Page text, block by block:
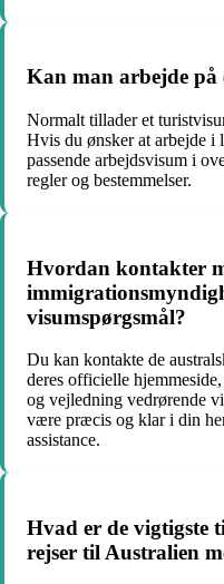
Kan man arbejde
Normalt tillader et
Hvis du ønsker at arbejde i
passende arbejdsvisum i
regler og bestemmelser.
Hvordan kontakter
visumspørgsmål?
Du kan kontakte de
deres officielle
og vejledning vedrørende
være præcis og klar i din
assistance.
Hvad er de vigtigste
rejser til Australien